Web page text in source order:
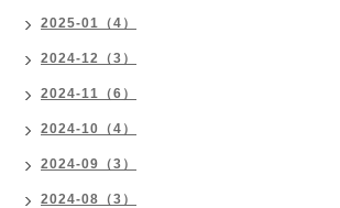
2025-01（4）
2024-12（3）
2024-11（6）
2024-10（4）
2024-09（3）
2024-08（3）